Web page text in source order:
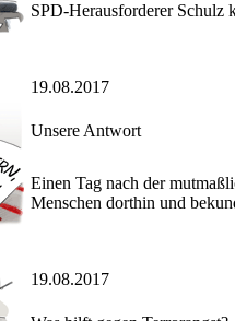
SPD-Herausforderer
19.08.2017
Unsere Antwort
Einen Tag nach der
Menschen dorthin und
19.08.2017